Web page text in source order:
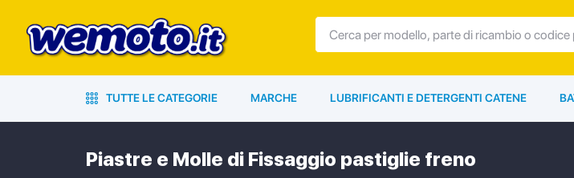
TUTTE LE CATEGORIE MARCHE LUBRIFICANTI E DETERGENTI CATENE
Piastre e Molle di Fissaggio pastiglie freno